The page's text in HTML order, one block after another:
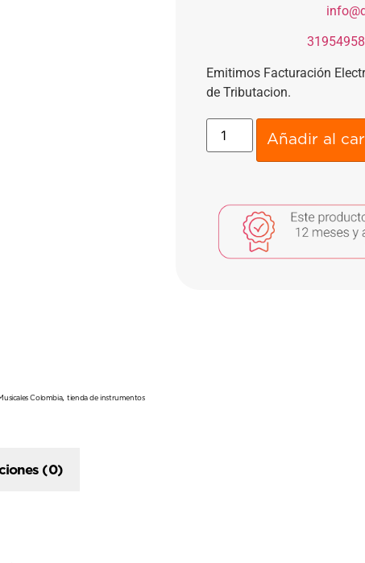
Colombia,tienda de instrumentos
Emitimos Facturación
de Tributacion.
Añadir al
(0)